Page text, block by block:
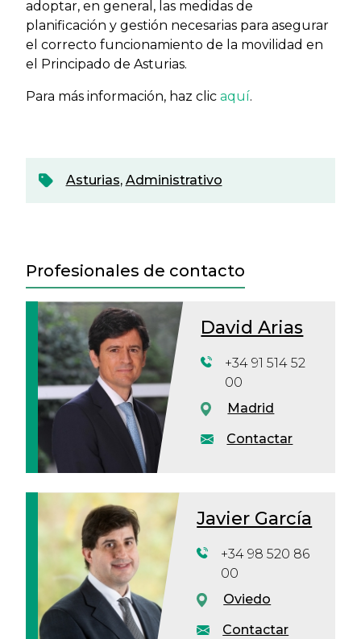
adoptar, en general, las medidas de
planificación y gestión necesarias para asegurar
el correcto funcionamiento de la movilidad en
el Principado de Asturias.
Para más información, haz clic aquí.
Asturias, Administrativo
Profesionales de contacto
David Arias
Contactar
+34 91 514 52
00
Madrid
Javier García
Contactar
+34 98 520 86
00
Oviedo